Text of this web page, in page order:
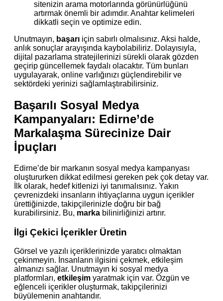
sitenizin arama motorlarında görünürlüğünü
artırmak önemli bir adımdır. Anahtar kelimeleri
dikkatli seçin ve optimize edin.
Unutmayın, başarı için sabırlı olmalısınız. Aksi halde,
anlık sonuçlar arayışında kaybolabiliriz. Dolayısıyla,
dijital pazarlama stratejilerinizi sürekli olarak gözden
geçirip güncellemek faydalı olacaktır. Tüm bunları
uygulayarak, online varlığınızı güçlendirebilir ve
sektördeki yerinizi sağlamlaştırabilirsiniz.
Başarılı Sosyal Medya
Kampanyaları: Edirne’de
Markalaşma Sürecinize Dair
İpuçları
Edirne’de bir markanın sosyal medya kampanyası
oluştururken dikkat edilmesi gereken pek çok detay var.
İlk olarak, hedef kitlenizi iyi tanımalısınız. Yakın
çevrenizdeki insanların ihtiyaçlarına uygun içerikler
ürettiğinizde, takipçilerinizle doğru bir bağ
kurabilirsiniz. Bu, marka bilinirliğinizi artırır.
İlgi Çekici İçerikler Üretin
Görsel ve yazılı içeriklerinizde yaratıcı olmaktan
çekinmeyin. İnsanların ilgisini çekmek, etkileşim
almanızı sağlar. Unutmayın ki sosyal medya
platformları, etkileşim yaratmak için var. Özgün ve
eğlenceli içerikler oluşturmak, takipçilerinizi
büyülemenin anahtarıdır.